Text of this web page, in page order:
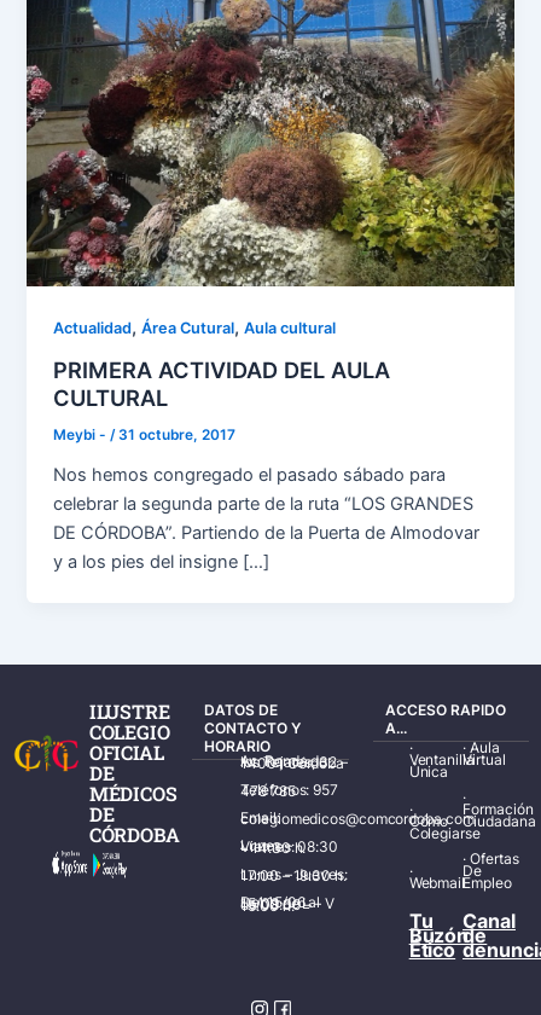
Actualidad,Área Cutural,Aula cultural
PRIMERA ACTIVIDAD DEL AULA
CULTURAL
Meybi -/31 octubre, 2017
Nos hemos congregado el pasado sábado para
celebrar la segunda parte de la ruta “LOS GRANDES
DE CÓRDOBA”. Partiendo de la Puerta de Almodovar
y a los pies del insigne […]
ILUSTRE
COLEGIO
OFICIAL
DE
MÉDICOS
DE
CÓRDOBA
DATOS DE
CONTACTO Y
HORARIO
Av. Ronda de los Tejares, 32 – 14001 Córdoba
Teléfonos: 957 478 785
Email: colegiomedicos@comcordoba.com
Lunes – Viernes: 08:30 – 14:30 h.
Lunes – Jueves: 17:00 – 19:30 h.
Del 15/06 al 15/09 de L – V de 08:00 – 15:00 h.
ACCESO RAPIDO
A...
·
Ventanilla
Única
·
Cómo
Colegiarse
·
Webmail
·Aula
Virtual
·
Formación
Ciudadana
·Ofertas
De
Empleo
Tu
Buzón
Ético
Canal
de